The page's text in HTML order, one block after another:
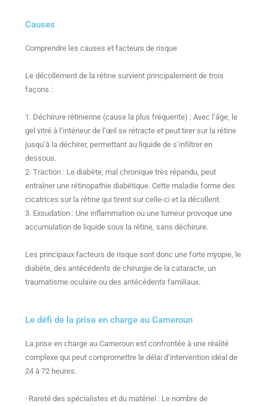
Causes
Comprendre les causes et facteurs de risque
Le décollement de la rétine survient principalement de trois
façons :
1. Déchirure rétinienne (cause la plus fréquente) : Avec l’âge, le
gel vitré à l’intérieur de l’œil se rétracte et peut tirer sur la rétine
jusqu’à la déchirer, permettant au liquide de s’infiltrer en
dessous.
2. Traction : Le diabète, mal chronique très répandu, peut
entraîner une rétinopathie diabétique. Cette maladie forme des
cicatrices sur la rétine qui tirent sur celle-ci et la décollent.
3. Exsudation : Une inflammation ou une tumeur provoque une
accumulation de liquide sous la rétine, sans déchirure.
Les principaux facteurs de risque sont donc une forte myopie, le
diabète, des antécédents de chirurgie de la cataracte, un
traumatisme oculaire ou des antécédents familiaux.
Le défi de la prise en charge au Cameroun
La prise en charge au Cameroun est confrontée à une réalité
complexe qui peut compromettre le délai d’intervention idéal de
24 à 72 heures.
· Rareté des spécialistes et du matériel : Le nombre de